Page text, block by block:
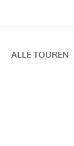
ALLE TOUREN